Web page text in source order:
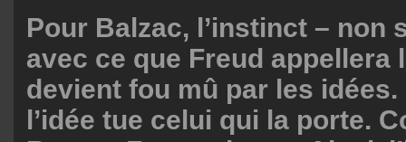
Pour Balzac, l’instinct – non
avec ce que Freud appellera
devient fou mû par les
l’idée tue celui qui la porte.